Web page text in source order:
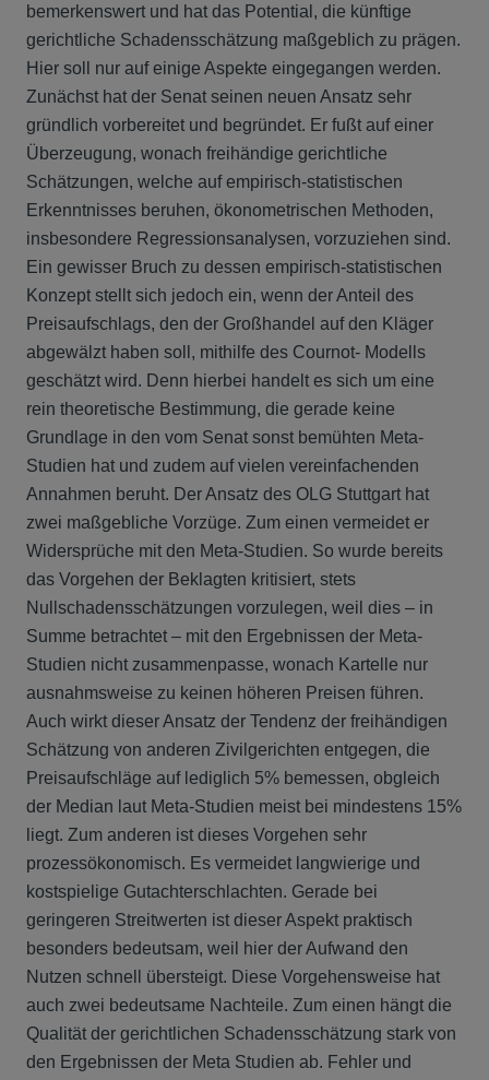
bemerkenswert und hat das Potential, die künftige
gerichtliche Schadensschätzung maßgeblich zu prägen.
Hier soll nur auf einige Aspekte eingegangen werden.
Zunächst hat der Senat seinen neuen Ansatz sehr
gründlich vorbereitet und begründet. Er fußt auf einer
Überzeugung, wonach freihändige gerichtliche
Schätzungen, welche auf empirisch-statistischen
Erkenntnisses beruhen, ökonometrischen Methoden,
insbesondere Regressionsanalysen, vorzuziehen sind.
Ein gewisser Bruch zu dessen empirisch-statistischen
Konzept stellt sich jedoch ein, wenn der Anteil des
Preisaufschlags, den der Großhandel auf den Kläger
abgewälzt haben soll, mithilfe des Cournot- Modells
geschätzt wird. Denn hierbei handelt es sich um eine
rein theoretische Bestimmung, die gerade keine
Grundlage in den vom Senat sonst bemühten Meta-
Studien hat und zudem auf vielen vereinfachenden
Annahmen beruht. Der Ansatz des OLG Stuttgart hat
zwei maßgebliche Vorzüge. Zum einen vermeidet er
Widersprüche mit den Meta-Studien. So wurde bereits
das Vorgehen der Beklagten kritisiert, stets
Nullschadensschätzungen vorzulegen, weil dies – in
Summe betrachtet – mit den Ergebnissen der Meta-
Studien nicht zusammenpasse, wonach Kartelle nur
ausnahmsweise zu keinen höheren Preisen führen.
Auch wirkt dieser Ansatz der Tendenz der freihändigen
Schätzung von anderen Zivilgerichten entgegen, die
Preisaufschläge auf lediglich 5% bemessen, obgleich
der Median laut Meta-Studien meist bei mindestens 15%
liegt. Zum anderen ist dieses Vorgehen sehr
prozessökonomisch. Es vermeidet langwierige und
kostspielige Gutachterschlachten. Gerade bei
geringeren Streitwerten ist dieser Aspekt praktisch
besonders bedeutsam, weil hier der Aufwand den
Nutzen schnell übersteigt. Diese Vorgehensweise hat
auch zwei bedeutsame Nachteile. Zum einen hängt die
Qualität der gerichtlichen Schadensschätzung stark von
den Ergebnissen der Meta Studien ab. Fehler und